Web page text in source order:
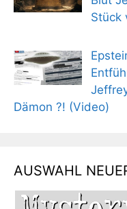
Stück
Dämon ?! (Video)
AUSWAHL